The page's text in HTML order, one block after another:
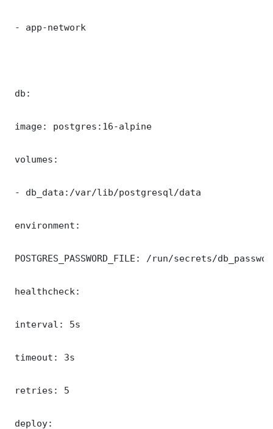
- app-network
db:
image: postgres:16-alpine
volumes:
- db_data:/var/lib/postgresql/data
environment:
POSTGRES_PASSWORD_FILE: /run/secrets/
healthcheck:
interval: 5s
timeout: 3s
retries: 5
deploy: